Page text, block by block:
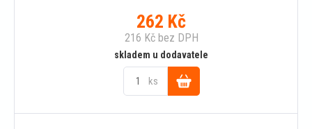
262 Kč
216 Kčbez DPH
skladem u dodavatele
ks
Do